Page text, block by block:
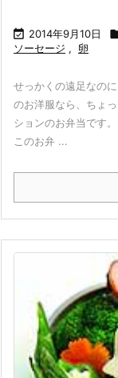
 2014年9月10日
ソーセージ , 卵
せっかくの遠足なの
のお洋服なら、ちょ
ションのお弁当です
このお弁 ...